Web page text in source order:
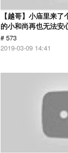
【越哥】小庙里来
的小和尚再也无法安
# 573
2019-03-09 14:41